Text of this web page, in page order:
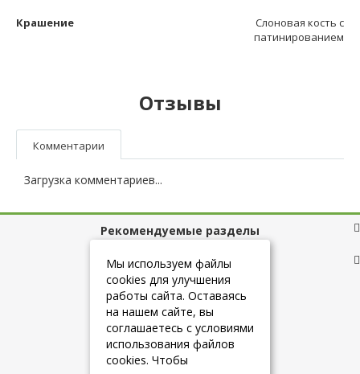
Крашение
Слоновая кость с
патинированием
Отзывы
Комментарии
Загрузка комментариев...
Рекомендуемые разделы
Полезные ссылки
+7 (925) 084-10-60
Мы используем файлы
cookies для улучшения
работы сайта. Оставаясь
на нашем сайте, вы
соглашаетесь с условиями
использования файлов
cookies. Чтобы